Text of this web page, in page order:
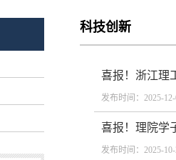
科技创新
喜报！浙江理
发布时间：2025-
喜报！理院学
发布时间：2025-